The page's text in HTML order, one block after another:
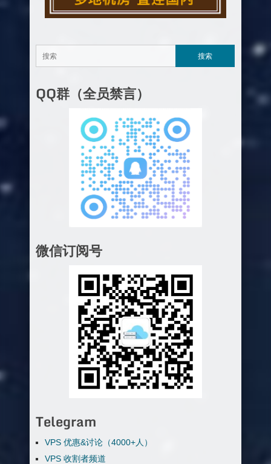
QQ群（全员禁言）
微信订阅号
Telegram
VPS 优惠&讨论（4000+人）
VPS 收割者频道